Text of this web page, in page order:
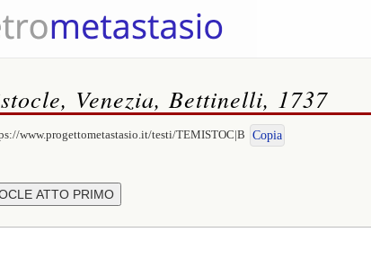
Venezia, Bettinelli, 1737
www.progettometastasio.it/testi/TEMISTOC|B Copia